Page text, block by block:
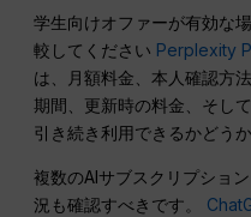
学生向けオファーが有効な
較してください Perplexity
は、月額料金、本人確認方
期間、更新時の料金、そし
引き続き利用できるかどう
複数のAIサブスクリプショ
況も確認すべきです。